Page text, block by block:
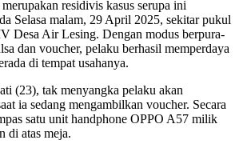
residivis kasus serupa ini
Selasa malam, 29 April 2025, sekitar pukul
Desa Air Lesing. Dengan modus berpura-
dan voucher, pelaku berhasil memperdaya
di tempat usahanya.
(23), tak menyangka pelaku akan
ia sedang mengambilkan voucher. Secara
satu unit handphone OPPO A57 milik
di atas meja.